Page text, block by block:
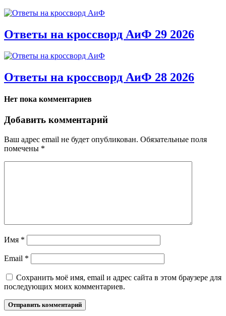
Ответы на кроссворд АиФ 29 2026
Ответы на кроссворд АиФ 28 2026
Нет пока комментариев
Добавить комментарий
Ваш адрес email не будет опубликован. Обязательные поля
помечены *
Имя *
Email *
Сохранить моё имя, email и адрес сайта в этом браузере для
последующих моих комментариев.